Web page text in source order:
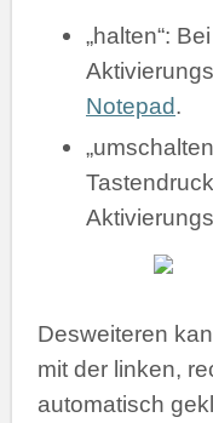
„halten“:
Notepad.
Desweiteren
mit der linken,
automatisch